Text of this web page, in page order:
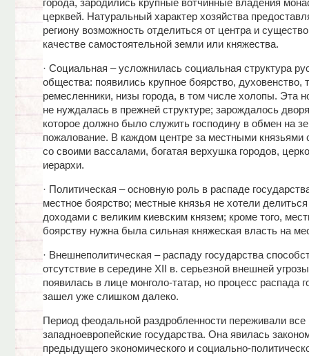
города, зародились крупные вотчинные владения
церквей. Натуральный характер хозяйства
региону возможность отделиться от центра и
качестве самостоятельной земли или княжества.
· Социальная – усложнилась социальная структура
общества: появились крупное боярство, духовенство,
ремесленники, низы города, в том числе холопы. Эта
не нуждалась в прежней структуре; зарождалось
которое должно было служить господину в обмен на
пожалование. В каждом центре за местными князьями
со своими вассалами, богатая верхушка городов,
иерархи.
· Политическая – основную роль в распаде
местное боярство; местные князья не хотели
доходами с великим киевским князем; кроме того,
боярству нужна была сильная княжеская власть на
· Внешнеполитическая – распаду государства
отсутствие в середине ХII в. серьезной внешней
появилась в лице монголо-татар, но процесс распада
зашел уже слишком далеко.
Период феодальной раздробленности переживали все
западноевропейские государства. Она явилась
предыдущего экономического и социально-